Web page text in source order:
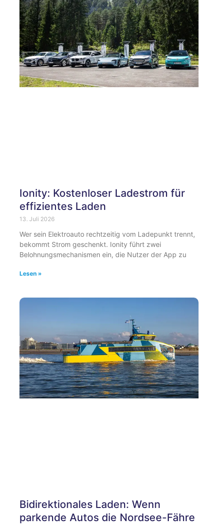
Ionity: Kostenloser Ladestrom für
effizientes Laden
13. Juli 2026
Wer sein Elektroauto rechtzeitig vom Ladepunkt trennt,
bekommt Strom geschenkt. Ionity führt zwei
Belohnungsmechanismen ein, die Nutzer der App zu
Lesen »
Bidirektionales Laden: Wenn
parkende Autos die Nordsee-Fähre